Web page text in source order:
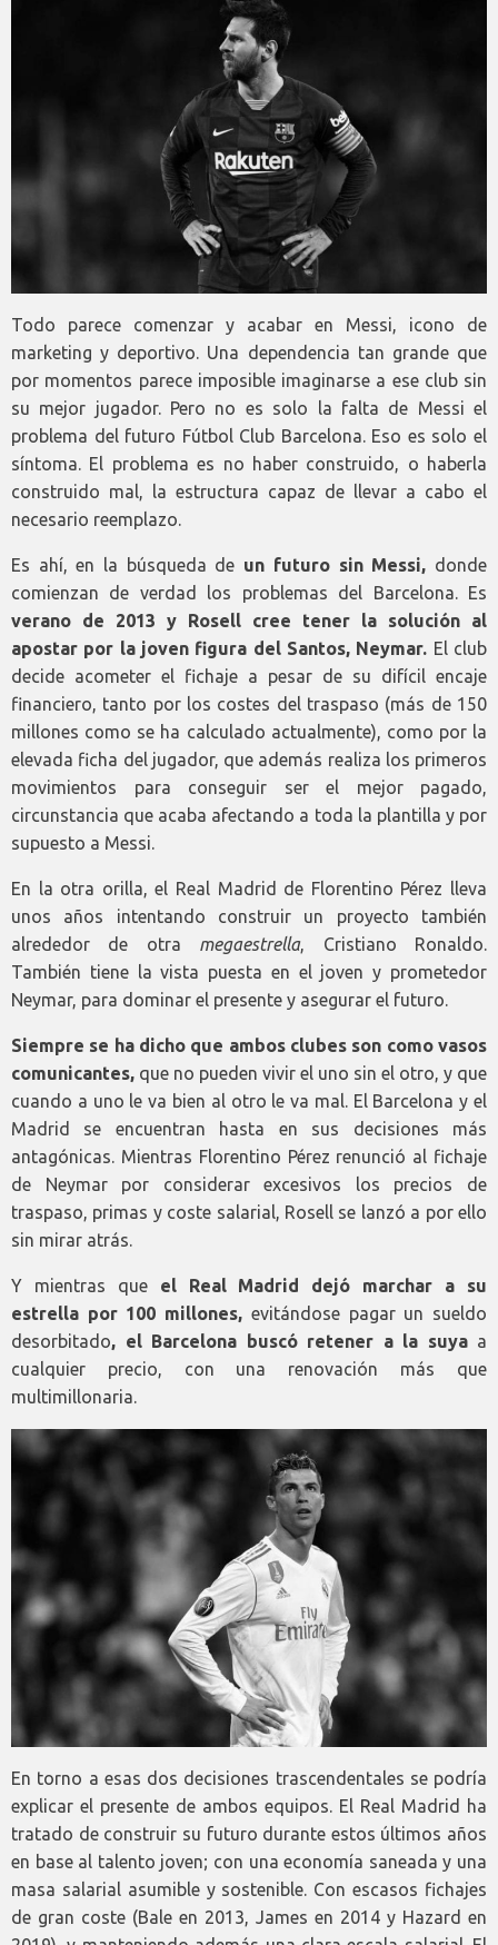
Todo parece comenzar y acabar en Messi, icono de
marketing y deportivo. Una dependencia tan grande que
por momentos parece imposible imaginarse a ese club sin
su mejor jugador. Pero no es solo la falta de Messi el
problema del futuro Fútbol Club Barcelona. Eso es solo el
síntoma. El problema es no haber construido, o haberla
construido mal, la estructura capaz de llevar a cabo el
necesario reemplazo.
Es ahí, en la búsqueda de un futuro sin Messi, donde
comienzan de verdad los problemas del Barcelona. Es
verano de 2013 y Rosell cree tener la solución al
apostar por la joven figura del Santos, Neymar. El club
decide acometer el fichaje a pesar de su difícil encaje
financiero, tanto por los costes del traspaso (más de 150
millones como se ha calculado actualmente), como por la
elevada ficha del jugador, que además realiza los primeros
movimientos para conseguir ser el mejor pagado,
circunstancia que acaba afectando a toda la plantilla y por
supuesto a Messi.
En la otra orilla, el Real Madrid de Florentino Pérez lleva
unos años intentando construir un proyecto también
alrededor de otra megaestrella, Cristiano Ronaldo.
También tiene la vista puesta en el joven y prometedor
Neymar, para dominar el presente y asegurar el futuro.
Siempre se ha dicho que ambos clubes son como vasos
comunicantes, que no pueden vivir el uno sin el otro, y que
cuando a uno le va bien al otro le va mal. El Barcelona y el
Madrid se encuentran hasta en sus decisiones más
antagónicas. Mientras Florentino Pérez renunció al fichaje
de Neymar por considerar excesivos los precios de
traspaso, primas y coste salarial, Rosell se lanzó a por ello
sin mirar atrás.
Y mientras que el Real Madrid dejó marchar a su
estrella por 100 millones, evitándose pagar un sueldo
desorbitado, el Barcelona buscó retener a la suyaa
cualquier precio, con una renovación más que
multimillonaria.
En torno a esas dos decisiones trascendentales se podría
explicar el presente de ambos equipos. El Real Madrid ha
tratado de construir su futuro durante estos últimos años
en base al talento joven; con una economía saneada y una
masa salarial asumible y sostenible. Con escasos fichajes
de gran coste (Bale en 2013, James en 2014 y Hazard en